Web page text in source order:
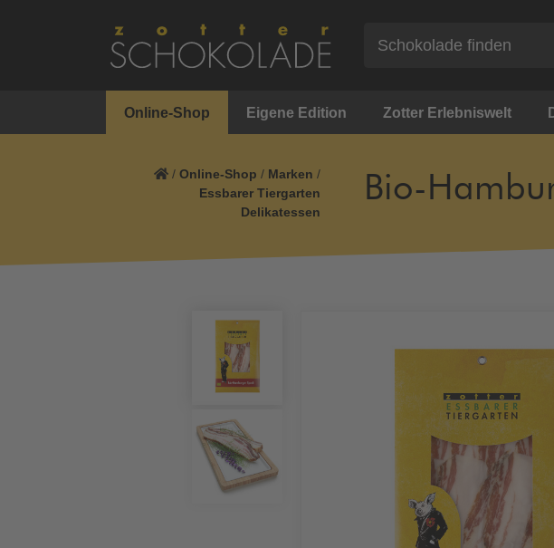
Online-Shop Eigene Edition Zotter Erlebniswelt
/ Online-Shop / Marken /
Essbarer Tiergarten
Delikatessen
Bio-